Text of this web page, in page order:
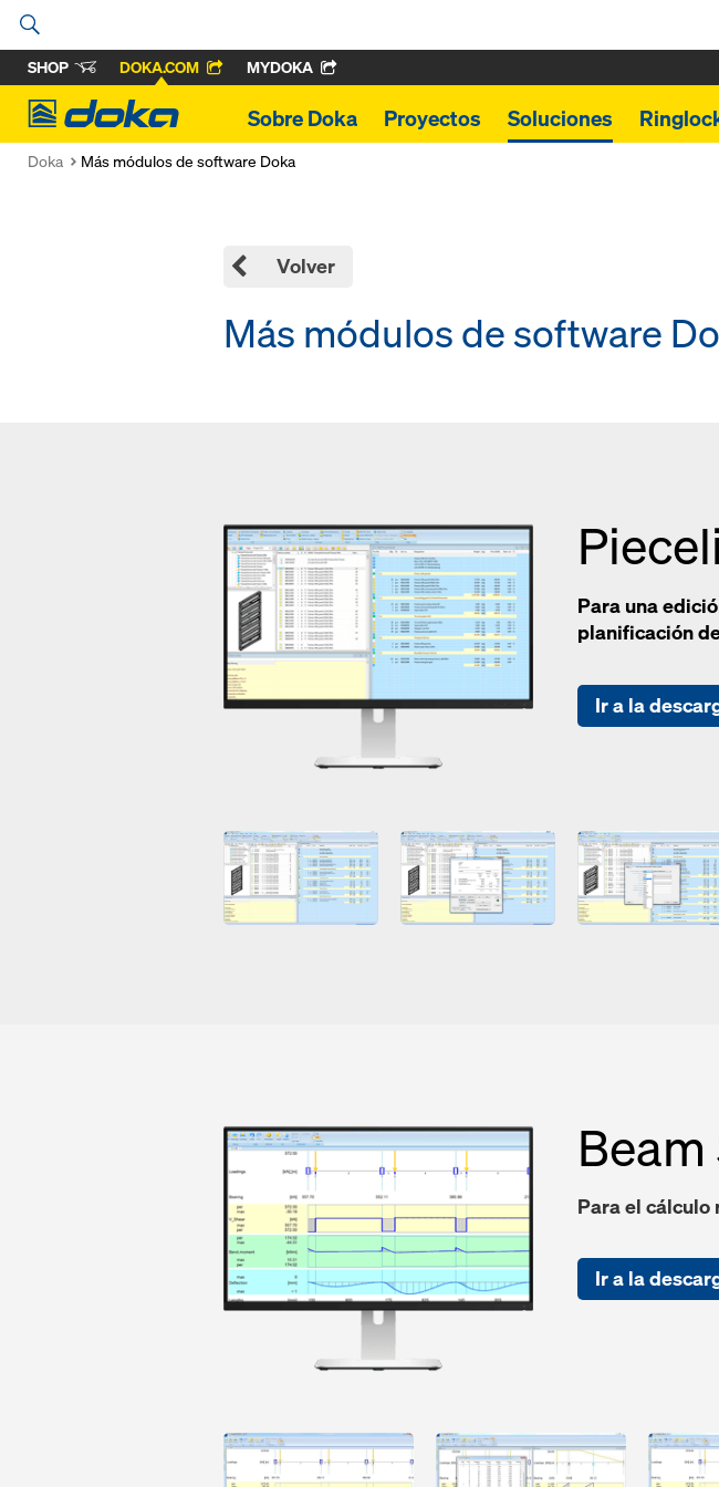
SHOP DOKA.COM MYDOKA
Doka
Sobre Doka Proyectos Soluciones
Doka Más módulos de software Doka
Volver
Más módulos de software
Para una
planificación
Ir a la
Open Open Open
Para el cálculo
Ir a la
Open Open Open